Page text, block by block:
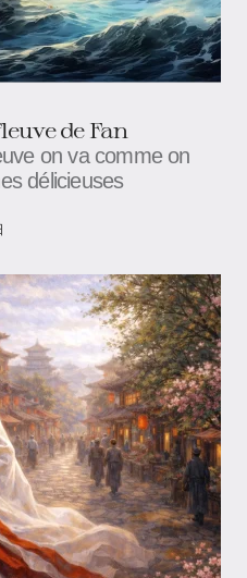
de Fan
on va comme on
délicieuses